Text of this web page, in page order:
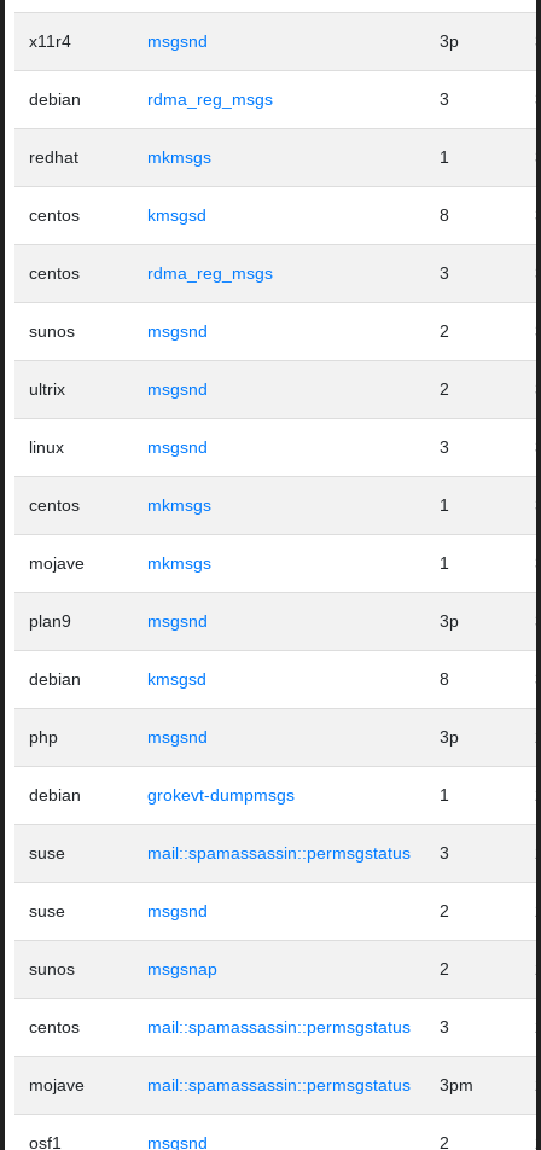
x11r4 msgsnd 3p
debian rdma_reg_msgs 3
redhat mkmsgs 1
centos kmsgsd 8
centos rdma_reg_msgs 3
sunos msgsnd 2
ultrix msgsnd 2
linux msgsnd 3
centos mkmsgs 1
mojave mkmsgs 1
plan9 msgsnd 3p
debian kmsgsd 8
php msgsnd 3p
debian grokevt-dumpmsgs 1
suse mail::spamassassin::permsgstatus 3
suse msgsnd 2
sunos msgsnap 2
centos mail::spamassassin::permsgstatus 3
mojave mail::spamassassin::permsgstatus 3pm
osf1 msgsnd 2